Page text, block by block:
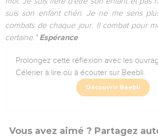
suis son enfant chéri. Je ne me sens
combats de chaque jour. Il combat pour
certaine."Espérance
Prolongez cette réflexion avec les
Célérier à lire où à écouter sur Beebli.
Découvrir Beebli
Vous avez aimé ? Partagez